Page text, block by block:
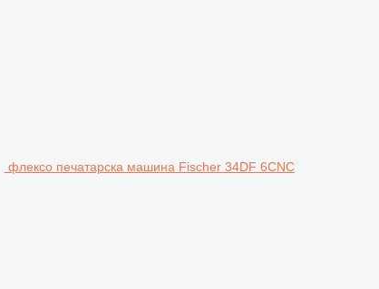
флексо печатарска машина Fischer 34DF 6CNC